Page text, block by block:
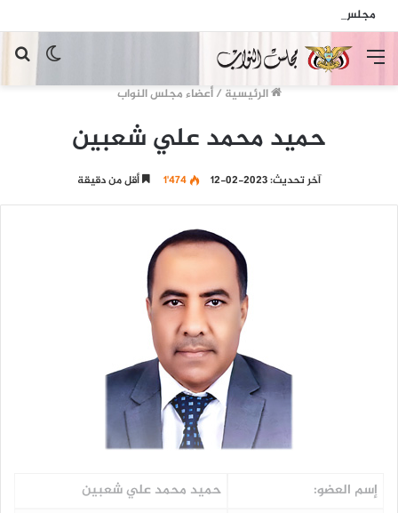
الوضع
المظلم
القائمة
الرئيسية / أعضاء مجلس النواب
حميد محمد علي شعبين
آخر تحديث: 2023-02-12 1٬474 أقل من دقيقة
إسم العضو:
حميد محمد علي شعبين